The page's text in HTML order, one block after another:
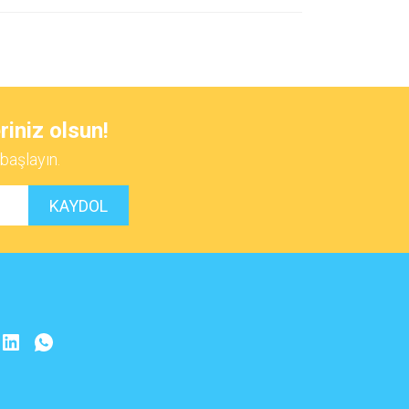
olsun!
KAYDOL